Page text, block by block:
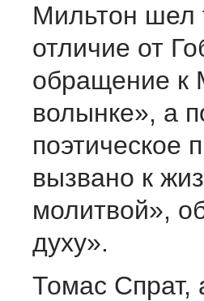
Мильтон шел
отличие от
обращение к
волынке», а
поэтическое
вызвано к
молитвой»,
духу».
Томас Спрат,